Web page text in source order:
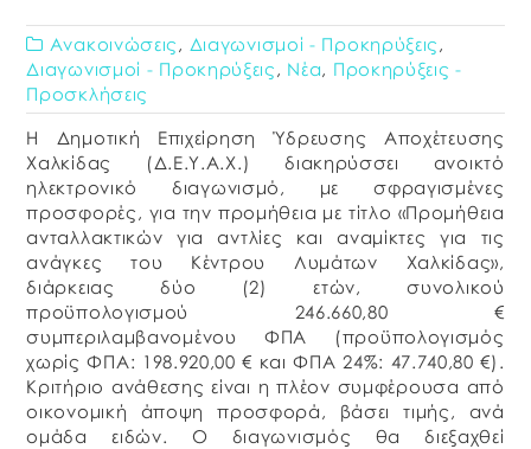
Ανακοινώσεις , Διαγωνισμοί - Προκηρύξεις ,
Διαγωνισμοί - Προκηρύξεις , Νέα, Προκηρύξεις -
Προσκλήσεις
Η Δημοτική Επιχείρηση Ύδρευσης Αποχέτευσης
Χαλκίδας (Δ.Ε.Υ.Α.Χ.) διακηρύσσει ανοικτό
ηλεκτρονικό διαγωνισμό, με σφραγισμένες
προσφορές, για την προμήθεια με τίτλο «Προμήθεια
ανταλλακτικών για αντλίες και αναμίκτες για τις
ανάγκες του Κέντρου Λυμάτων Χαλκίδας»,
διάρκειας δύο (2) ετών, συνολικού
προϋπολογισμού 246.660,80 €
συμπεριλαμβανομένου ΦΠΑ (προϋπολογισμός
χωρίς ΦΠΑ: 198.920,00 € και ΦΠΑ 24%: 47.740,80 €).
Κριτήριο ανάθεσης είναι η πλέον συμφέρουσα από
οικονομική άποψη προσφορά, βάσει τιμής, ανά
ομάδα ειδών. Ο διαγωνισμός θα διεξαχθεί